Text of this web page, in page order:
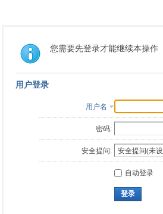
您需要先登录才能继续本操作
用户登录
用户名
密码:
安全提问:
自动登录
登录